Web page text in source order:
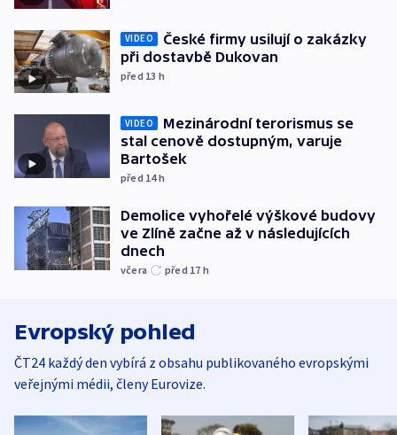
VIDEO
České firmy usilují o zakázky
při dostavbě Dukovan
před 13 h
VIDEO
Mezinárodní terorismus se
stal cenově dostupným, varuje
Bartošek
před 14h
Demolice vyhořelé výškové budovy
ve Zlíně začne až v následujících
dnech
včera před 17 h
Evropský pohled
ČT24 každý den vybírá z obsahu publikovaného evropskými
veřejnými médii, členy Eurovize.